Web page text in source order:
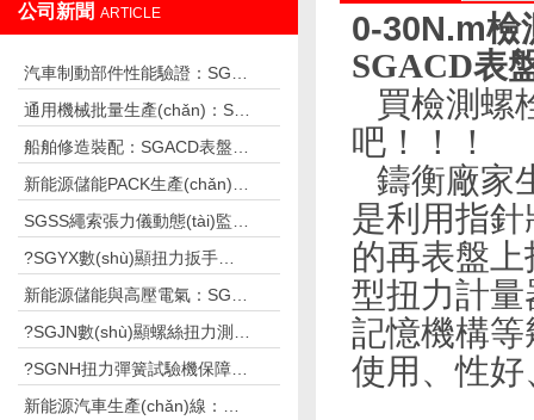
公司新聞 ARTICLE 0-30N.m檢
SGACD表
買檢測螺
吧！！！
鑄衡廠家
是利用指
的再表盤
型扭力計
記憶機構
使用、性